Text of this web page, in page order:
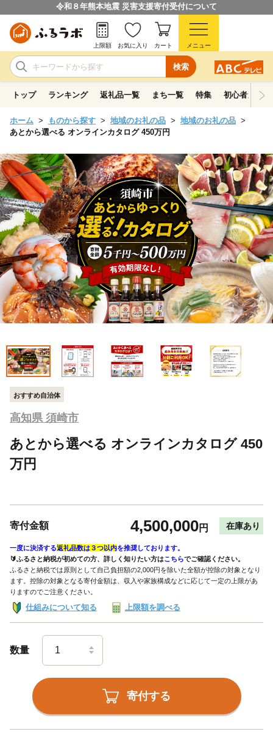
令和８年熊本地震 災害支援寄付受付について
検索
上限額 お気に入り カート メニュー
トップ ランキング 返礼品一覧 まち一覧 特集 初心者ガイド
ホーム ものから探す 地域のお礼の品
地域のお礼の品
あとから選べる オンラインカタログ 450万円
おすすめ自治体
高知県 須崎市
あとから選べる オンラインカタログ 450
万円
寄付金額 4,500,000円 在庫あり
一度に決済する返礼品数は３つ以内を推奨しております。
🔰ふるさと納税が初めての方、詳しく知りたい方はこちらでご確認ください。
ふるさと納税では原則として自己負担額の2,000円を除いた全額が控除の対象となり
ます。控除の対象となる寄付金額は、収入や家族構成などに応じて一定の上限があ
りますのでご注意ください。
仕組みについて知る 上限額を調べる
数量
寄付する